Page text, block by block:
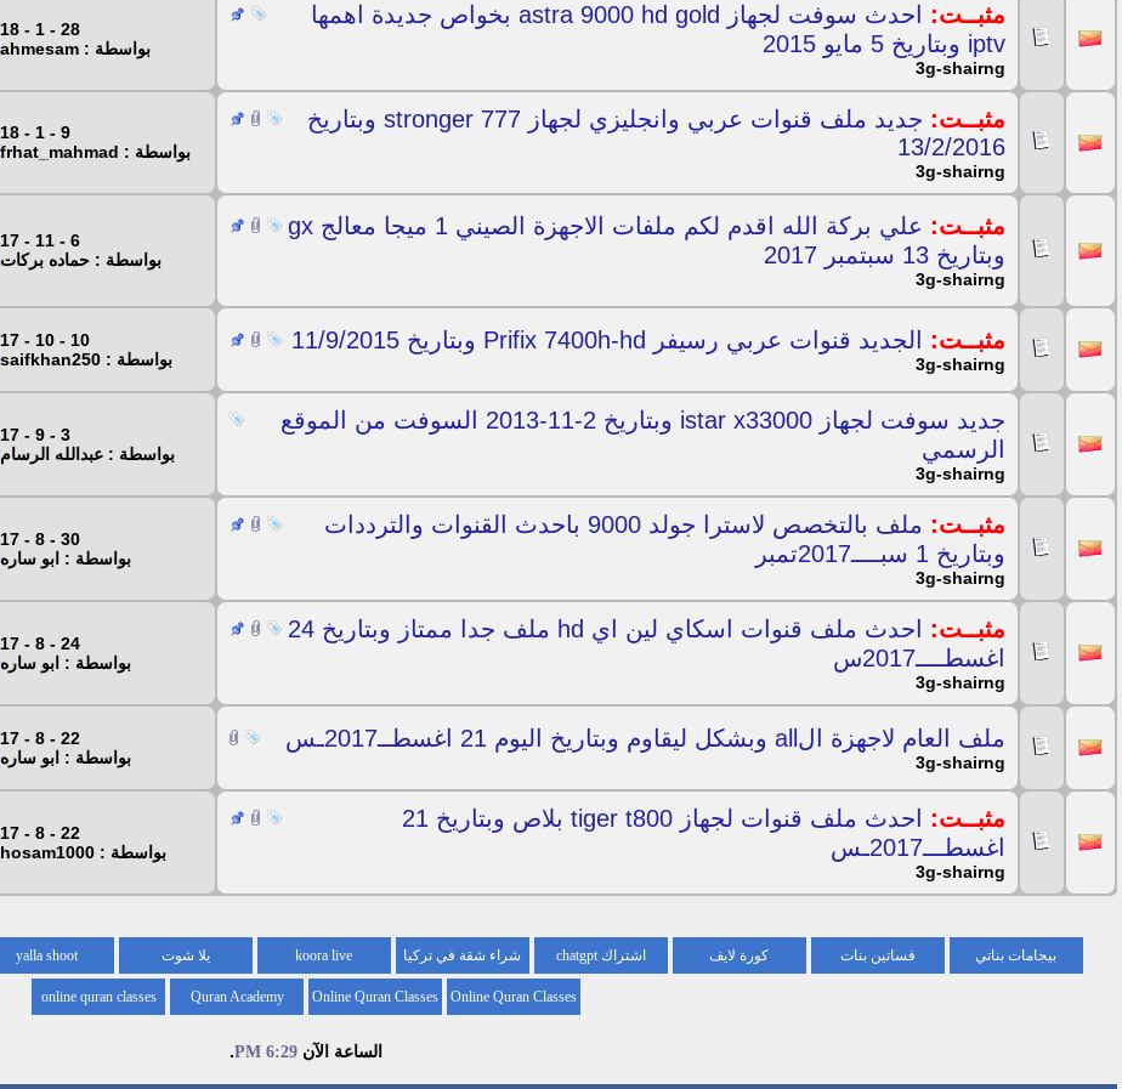
مثبــت:
احدث سوفت لجهاز astra 9000 hd gold بخواص جديدة اهمها
iptv وبتاريخ 5 مايو 2015
3g-shairng
28 - 1 - 2018
بواسطة : ahmesam
مثبــت:
جديد ملف قنوات عربي وانجليزي لجهاز stronger 777 وبتاريخ
13/2/2016
3g-shairng
9 - 1 - 2018
بواسطة : frhat_mahmad
مثبــت:
علي بركة الله اقدم لكم ملفات الاجهزة الصيني 1 ميجا معالج gx
وبتاريخ 13 سبتمبر 2017
3g-shairng
6 - 11 - 2017
بواسطة : حماده بركات
مثبــت: الجديد قنوات عربي رسيفر Prifix 7400h-hd وبتاريخ 11/9/2015
3g-shairng
10 - 10 - 2017
بواسطة : saifkhan250
جديد سوفت لجهاز istar x33000 وبتاريخ 2-11-2013 السوفت من الموقع
الرسمي
3g-shairng
3 - 9 - 2017
بواسطة : عبدالله الرسام
مثبــت:
ملف بالتخصص لاسترا جولد 9000 باحدث القنوات والترددات
وبتاريخ 1 سبــــ2017تمبر
3g-shairng
30 - 8 - 2017
بواسطة : ابو ساره
مثبــت:
احدث ملف قنوات اسكاي لين اي hd ملف جدا ممتاز وبتاريخ 24
اغسطــــ2017س
3g-shairng
24 - 8 - 2017
بواسطة : ابو ساره
ملف العام لاجهزة الall وبشكل ليقاوم وبتاريخ اليوم 21 اغسطــ2017ـس
3g-shairng
22 - 8 - 2017
بواسطة : ابو ساره
مثبــت:
احدث ملف قنوات لجهاز tiger t800 بلاص وبتاريخ 21
اغسطـــ2017ـس
3g-shairng
22 - 8 - 2017
بواسطة : hosam1000
بيجامات بناتي فساتين بنات كورة لايف اشتراك chatgpt شراء شقة في تركيا koora live يلا شوت yalla shoot
Online Quran Classes
Online Quran Classes
Quran Academy
online quran classes
الساعة الآن 6:29 PM
.